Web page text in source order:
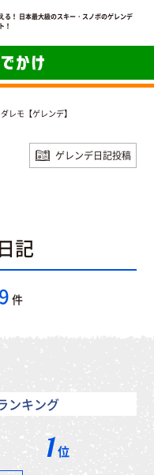
る！ 日本最大級のスキー・スノボのゲレンデ
！
レモ【ゲレンデ】
ゲレンデ日記投稿
記
件
ンキング
1位